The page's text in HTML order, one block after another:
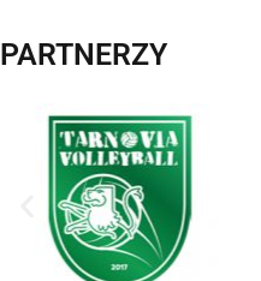
PARTNERZY